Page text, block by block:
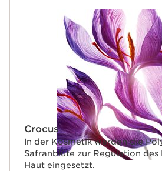
Crocus
In der Kosmetik werden die
Safranblüte zur Regulation
Haut eingesetzt.